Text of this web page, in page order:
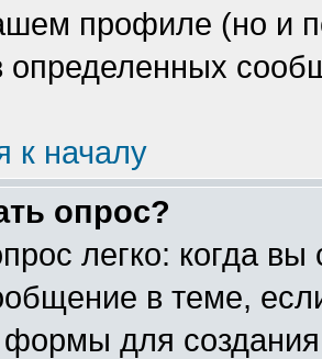
профиле (но и
определенных
к началу
опрос?
легко: когда
в теме,
формы для